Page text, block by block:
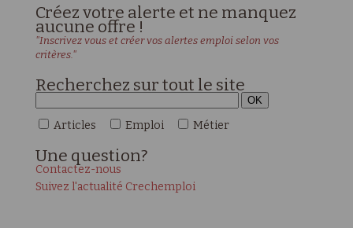
Créez votre alerte et ne manquez
aucune offre !
"Inscrivez vous et créer vos alertes emploi selon vos
critères."
Recherchez sur tout le site
Articles Emploi Métier
Une question?
Contactez-nous
Suivez l'actualité Crechemploi